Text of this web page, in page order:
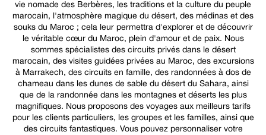
vie nomade des Berbères, les traditions et la culture du peuple
marocain, l'atmosphère magique du désert, des médinas et des
souks du Maroc ; cela leur permettra d'explorer et de découvrir
le véritable cœur du Maroc, plein d'amour et de paix. Nous
sommes spécialistes des circuits privés dans le désert
marocain, des visites guidées privées au Maroc, des excursions
à Marrakech, des circuits en famille, des randonnées à dos de
chameau dans les dunes de sable du désert du Sahara, ainsi
que de la randonnée dans les montagnes et déserts les plus
magnifiques. Nous proposons des voyages aux meilleurs tarifs
pour les clients particuliers, les groupes et les familles, ainsi que
des circuits fantastiques. Vous pouvez personnaliser votre